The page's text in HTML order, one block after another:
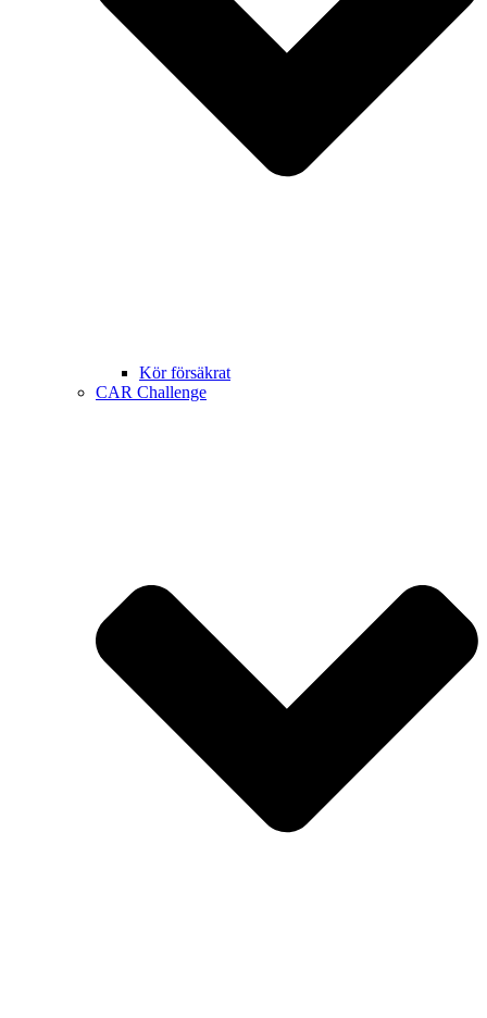
Kör försäkrat
CAR Challenge